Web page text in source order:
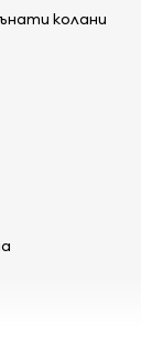
колани